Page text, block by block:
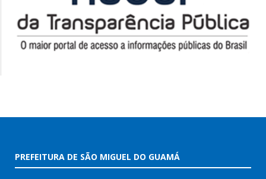
PREFEITURA DE SÃO MIGUEL DO GUAMÁ